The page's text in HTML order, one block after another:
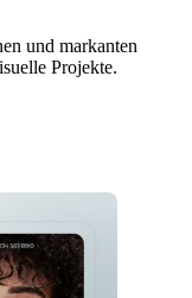
und markanten
Projekte.